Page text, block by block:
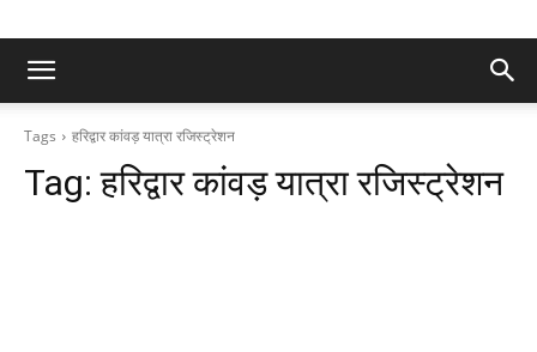
Tags हरिद्वार कांवड़ यात्रा रजिस्ट्रेशन
Tag:हरिद्वार कांवड़ यात्रा रजिस्ट्रेशन